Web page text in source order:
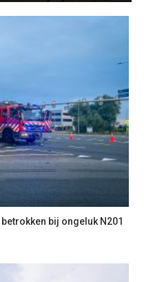
bij ongeluk N201